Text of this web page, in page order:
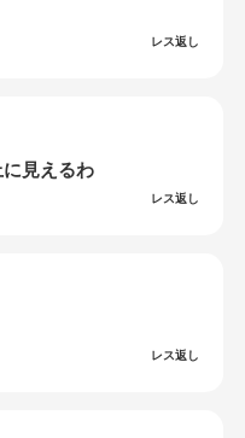
レス返し
見えるわ
レス返し
レス返し